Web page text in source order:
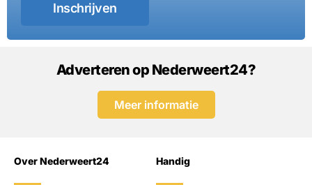
Inschrijven
Adverteren op Nederweert24?
Meer informatie
Over Nederweert24 Handig